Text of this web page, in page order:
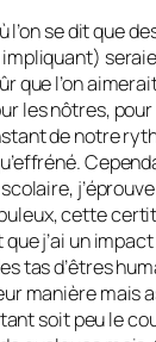
l’on se dit que
que l’on
les nôtres,
de notre
cette
j’ai un
tas d’êtres
manière mais
soit peu le